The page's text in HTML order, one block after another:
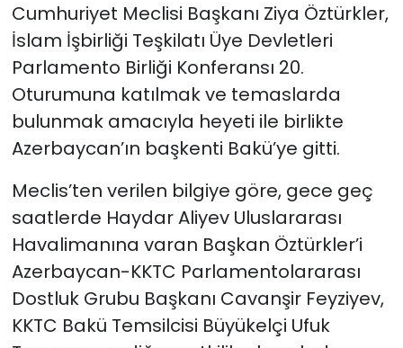
Cumhuriyet Meclisi Başkanı Ziya Öztürkler,
İslam İşbirliği Teşkilatı Üye Devletleri
Parlamento Birliği Konferansı 20.
Oturumuna katılmak ve temaslarda
bulunmak amacıyla heyeti ile birlikte
Azerbaycan’ın başkenti Bakü’ye gitti.
Meclis’ten verilen bilgiye göre, gece geç
saatlerde Haydar Aliyev Uluslararası
Havalimanına varan Başkan Öztürkler’i
Azerbaycan-KKTC Parlamentolararası
Dostluk Grubu Başkanı Cavanşir Feyziyev,
KKTC Bakü Temsilcisi Büyükelçi Ufuk
TÜRKiYE
Video Galeri
YAŞAM